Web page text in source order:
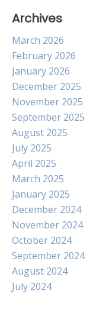
Archives
March 2026
February 2026
January 2026
December 2025
November 2025
September 2025
August 2025
July 2025
April 2025
March 2025
January 2025
December 2024
November 2024
October 2024
September 2024
August 2024
July 2024